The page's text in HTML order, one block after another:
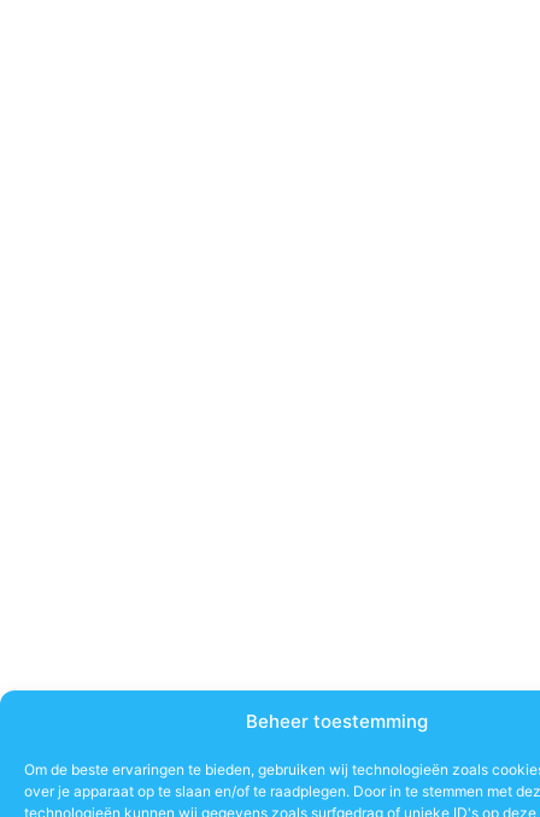
Beheer toestemming
Om de beste ervaringen te bieden, gebruiken wij technologieën zoals
over je apparaat op te slaan en/of te raadplegen. Door in te stemmen met
technologieën kunnen wij gegevens zoals surfgedrag of unieke ID's op